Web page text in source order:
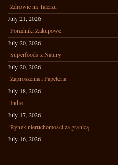
Zdrowie na Talerzu
July 21, 2026
Poradniki Zakupowe
July 20, 2026
Superfoods z Natury
July 20, 2026
Zaproszenia i Papeteria
July 18, 2026
Indie
July 17, 2026
Rynek nieruchomości za granicą
July 16, 2026